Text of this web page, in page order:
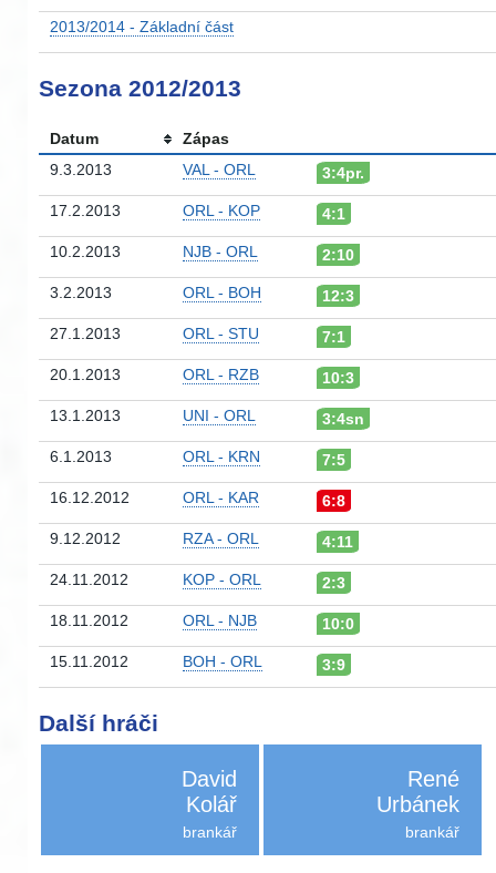
2013/2014 - Základní část
Sezona 2012/2013
Datum
Zápas
9.3.2013
VAL - ORL 3:4pr.
17.2.2013 ORL - KOP 4:1
10.2.2013 NJB - ORL 2:10
3.2.2013 ORL - BOH 12:3
27.1.2013 ORL - STU 7:1
20.1.2013 ORL - RZB 10:3
13.1.2013 UNI - ORL 3:4sn
6.1.2013 ORL - KRN 7:5
16.12.2012 ORL - KAR 6:8
9.12.2012 RZA - ORL 4:11
24.11.2012 KOP - ORL 2:3
18.11.2012 ORL - NJB 10:0
15.11.2012 BOH - ORL 3:9
Další hráči
David
Kolář
brankář
René
Urbánek
brankář